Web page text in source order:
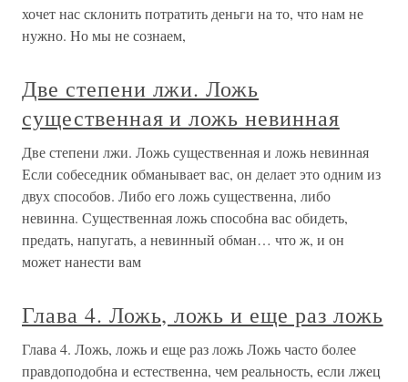
хочет нас склонить потратить деньги на то, что нам не
нужно. Но мы не сознаем,
Две степени лжи. Ложь
существенная и ложь невинная
Две степени лжи. Ложь существенная и ложь невинная
Если собеседник обманывает вас, он делает это одним из
двух способов. Либо его ложь существенна, либо
невинна. Существенная ложь способна вас обидеть,
предать, напугать, а невинный обман… что ж, и он
может нанести вам
Глава 4. Ложь, ложь и еще раз ложь
Глава 4. Ложь, ложь и еще раз ложь Ложь часто более
правдоподобна и естественна, чем реальность, если лжец